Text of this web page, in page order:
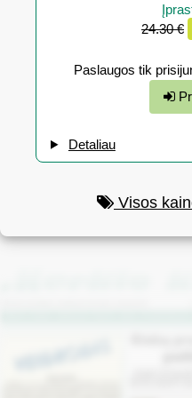
24.30 €
Paslaugos tik
Detaliau
Visos